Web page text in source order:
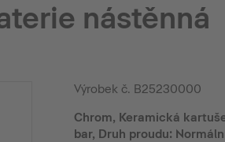
nástěnná
Výrobek č. B25230000
Chrom, Keramická
bar, Druh proudu: